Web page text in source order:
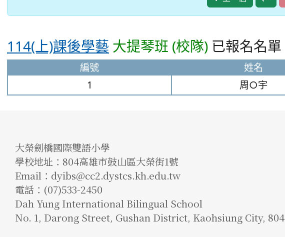
114(上)課後學藝 大提琴班 (校隊) 已報名名單
編號 姓名
1
周○宇
大榮劍橋國際雙語小學
學校地址：804高雄市鼓山區大榮街1號
Email：dyibs@cc2.dystcs.kh.edu.tw
電話：(07)533-2450
Dah Yung International Bilingual School
No. 1, Darong Street, Gushan District, Kaohsiung City, 804